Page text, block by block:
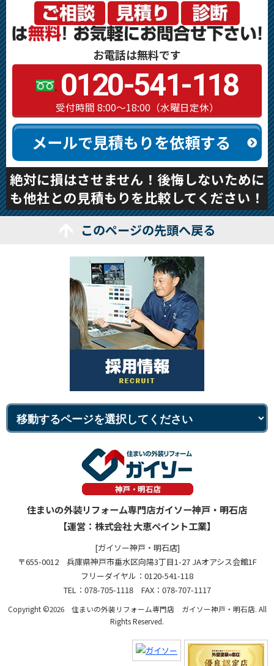
お電話は無料です
0120-541-118
受付時間 8:00～18:00（水曜日定休）
メールで見積もりを依頼する
絶対に損はさせません！後悔しないために
も他社との見積もりを比較してください！
このページの先頭へ戻る
住まいの外装リフォーム専門店ガイソー神戸・明石店
【運営：株式会社 大恵ペイント工業】
[ガイソー神戸・明石店]
〒655-0012 兵庫県神戸市垂水区向陽3丁目1-27 JAオアシス会館1F
フリーダイヤル：0120-541-118
TEL：078-705-1118 FAX：078-707-1117
Copyright ©2026 住まいの外装リフォーム専門店 ガイソー神戸・明石店. All
Rights Reserved.